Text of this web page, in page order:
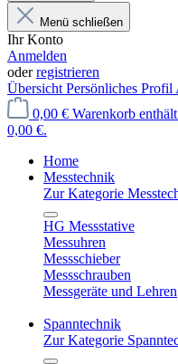
Menü schließen
Ihr Konto
Anmelden
oderregistrieren
Übersicht Persönliches Profil
0,00 € Warenkorb
0,00 €.
Home
Messtechnik
Zur Kategorie
HG Messstative
Messuhren
Messschieber
Messschrauben
Messgeräte und Lehren
Spanntechnik
Zur Kategorie